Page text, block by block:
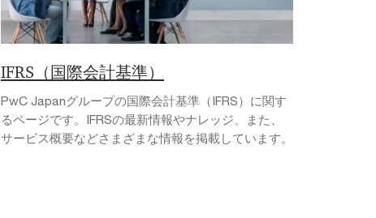
IFRS（国際会計基準）
PwC Japanグループの国際会計基準（IFRS）に関す
るページです。IFRSの最新情報やナレッジ、また、
サービス概要などさまざまな情報を掲載しています。